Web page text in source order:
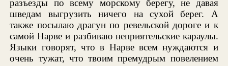
разъезды по всему морскому берегу, не давая
шведам выгрузить ничего на сухой берег. А
также посылаю драгун по ревельской дороге и к
самой Нарве и разбиваю неприятельские караулы.
Языки говорят, что в Нарве всем нуждаются и
очень тужат, что твоим премудрым повелением